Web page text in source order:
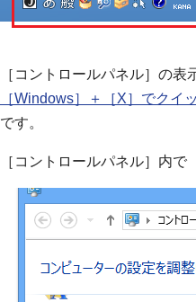
［コントロールパネル］の表
［Windows］＋［X］でクイ
です。
［コントロールパネル］内で